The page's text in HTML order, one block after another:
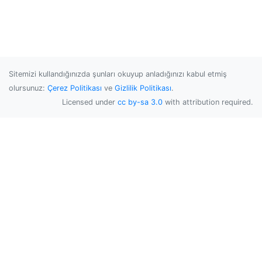
Sitemizi kullandığınızda şunları okuyup anladığınızı kabul etmiş
olursunuz: Çerez Politikası ve Gizlilik Politikası.
Licensed under cc by-sa 3.0 with attribution required.